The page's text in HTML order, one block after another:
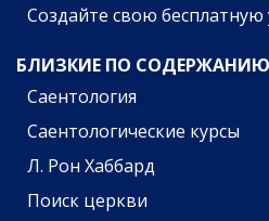
Создайте свою бесплатную
БЛИЗКИЕ ПО
Саентология
Саентологические курсы
Л. Рон Хаббард
Поиск церкви